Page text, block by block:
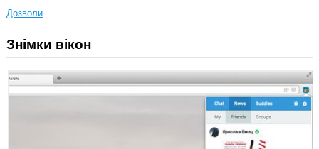
Дозволи
Це
розширення
отримувати
доступ
до
Знімки вікон